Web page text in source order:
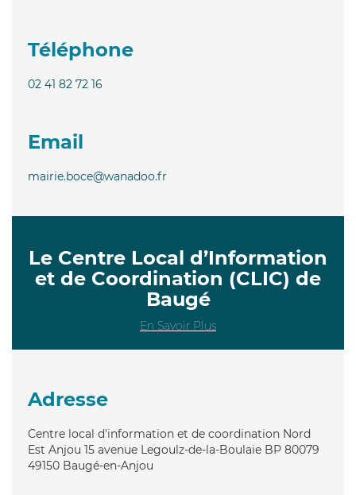
Téléphone
02 41 82 72 16
Email
mairie.boce@wanadoo.fr
Le Centre Local d’Information
et de Coordination (CLIC) de
Baugé
En Savoir Plus
Adresse
Centre local d'information et de coordination Nord
Est Anjou 15 avenue Legoulz-de-la-Boulaie BP 80079
49150 Baugé-en-Anjou